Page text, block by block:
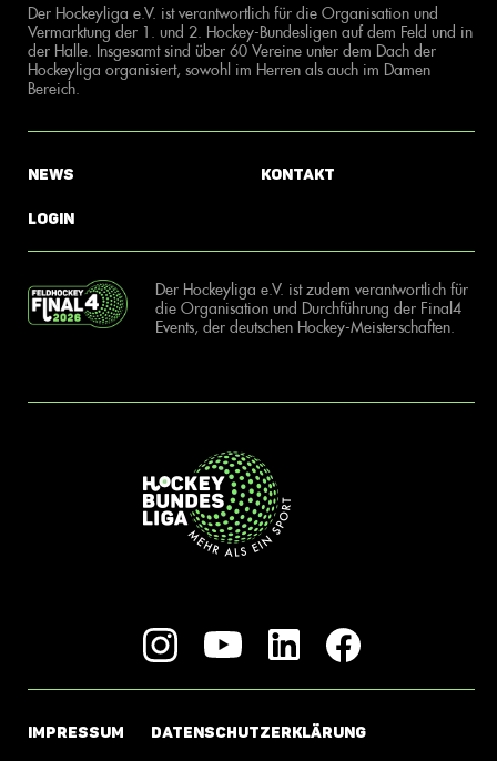
Der Hockeyliga e.V. ist verantwortlich für die Organisation und
Vermarktung der 1. und 2. Hockey-Bundesligen auf dem Feld und in
der Halle. Insgesamt sind über 60 Vereine unter dem Dach der
Hockeyliga organisiert, sowohl im Herren als auch im Damen
Bereich.
News
Login
Kontakt
Der Hockeyliga e.V. ist zudem verantwortlich für
die Organisation und Durchführung der Final4
Events, der deutschen Hockey-Meisterschaften.
IMPRESSUM DATENSCHUTZERKLÄRUNG